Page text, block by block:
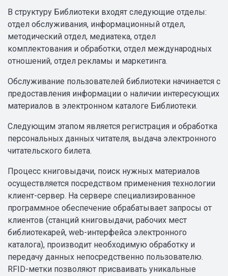
В структуру Библиотеки входят следующие отделы:
отдел обслуживания, информационный отдел,
методический отдел, медиатека, отдел
комплектования и обработки, отдел международных
отношений, отдел рекламы и маркетинга.
Обслуживание пользователей библиотеки начинается с
предоставления информации о наличии интересующих
материалов в электронном каталоге Библиотеки.
Следующим этапом является регистрация и обработка
персональных данных читателя, выдача электронного
читательского билета.
Процесс книговыдачи, поиск нужных материалов
осуществляется посредством применения технологии
клиент-сервер. На сервере специализированное
программное обеспечение обрабатывает запросы от
клиентов (станций книговыдачи, рабочих мест
библиотекарей, web-интерфейса электронного
каталога), производит необходимую обработку и
передачу данных непосредственно пользователю.
RFID-метки позволяют присваивать уникальные